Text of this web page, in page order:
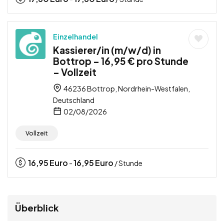
Einzelhandel
Kassierer/in (m/w/d) in
Bottrop – 16,95 € pro Stunde
– Vollzeit
46236 Bottrop, Nordrhein-Westfalen,
Deutschland
02/08/2026
Vollzeit
16,95Euro -16,95Euro / Stunde
Überblick